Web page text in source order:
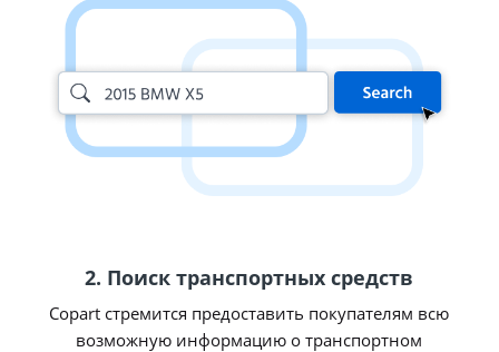
2. Поиск транспортных средств
Copart стремится предоставить покупателям всю
возможную информацию о транспортном